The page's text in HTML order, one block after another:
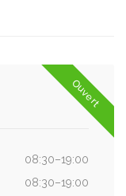
Ouvert
08:30–19:00
08:30–19:00